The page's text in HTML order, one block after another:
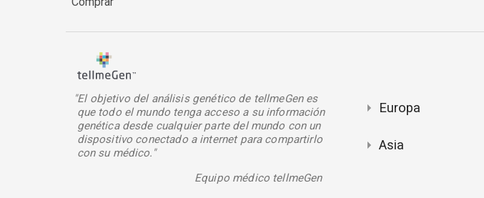
"El objetivo del análisis genético de tellmeGen es
que todo el mundo tenga acceso a su información
genética desde cualquier parte del mundo con un
dispositivo conectado a internet para compartirlo
con su médico."
Equipo médico tellmeGen
Europa
Asia